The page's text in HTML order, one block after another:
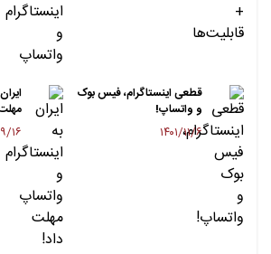
قطعی اینستاگرام، فیس بوک
و واتساپ!
۱۴۰۱/۱۱/۶